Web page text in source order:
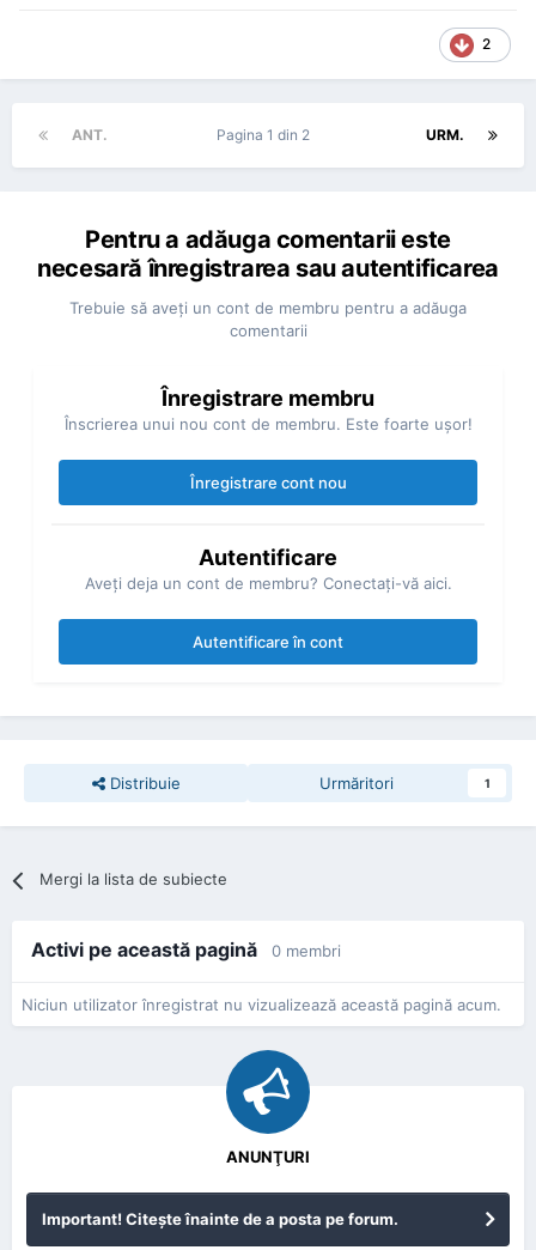
2
ANT. URM.
Pagina 1 din 2
Pentru a adăuga comentarii este
necesară înregistrarea sau autentificarea
Trebuie să aveţi un cont de membru pentru a adăuga
comentarii
Înregistrare membru
Înscrierea unui nou cont de membru. Este foarte uşor!
Înregistrare cont nou
Autentificare
Aveţi deja un cont de membru? Conectaţi-vă aici.
Autentificare în cont
Distribuie Urmăritori 1
Mergi la lista de subiecte
Activi pe această pagină 0 membri
Niciun utilizator înregistrat nu vizualizează această pagină acum.
ANUNŢURI
Important! Citeşte înainte de a posta pe forum.